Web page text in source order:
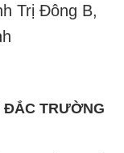
Trị Đông B,
ĐẮC TRƯỜNG